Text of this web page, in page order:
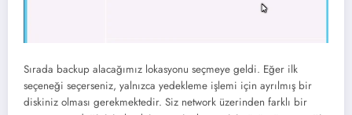
Sırada backup alacağımız lokasyonu seçmeye geldi. Eğer ilk
seçeneği seçerseniz, yalnızca yedekleme işlemi için ayrılmış bir
diskiniz olması gerekmektedir. Siz network üzerinden farklı bir